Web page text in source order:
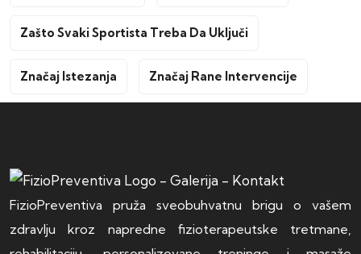
Zašto Svaki Sportista Treba Da Uključi
Značaj Istezanja Značaj Rane Intervencije
FizioPreventiva pruža sveobuhvatnu brigu o vašem
zdravlju kroz napredne fizioterapeutske tretmane,